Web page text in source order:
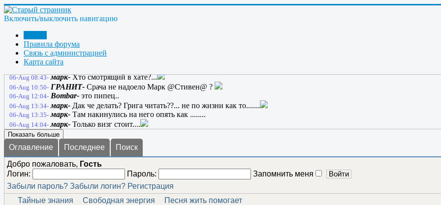
Включить/выключить навигацию
Правила форума
Связь с администрацией
Карта сайта
05-Aug 10:14- марк-Чтоб у вас хрен на лбу вырос
05-Aug 18:20- anatol130164-Марк, с такими словами лучше поосторожнее; а если и в правду он вырастет? Во что превратятся
05-Aug 20:41-
05-Aug 20:44- anatol130164-
05-Aug 21:06- марк-
06-Aug 05:30- марк-
06-Aug 08:43- марк-Хто смотрящий в хате?...
06-Aug 10:50- ГРАНИТ- Срача не надоело Марк @Стивен@ ?
06-Aug 12:04- Bombar- это пипец..
06-Aug 13:34- марк- Дак че делать? Грига читать??... не по жизни как то.......
06-Aug 13:35- марк- Там накинулись на него опять как ........
06-Aug 14:04- марк- Только визг стоит....
Показать больше
Оглавление Последнее
Поиск
Добро пожаловать, Гость
Логин:
Пароль:
Запомнить меня
Забыли пароль? Забыли логин? Регистрация
Тайные знания
Свободная энергия Песня жить помогает